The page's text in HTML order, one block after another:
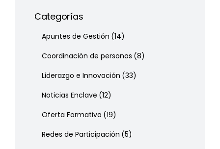
Categorías
Apuntes de Gestión (14)
Coordinación de personas (8)
Liderazgo e Innovación (33)
Noticias Enclave (12)
Oferta Formativa (19)
Redes de Participación (5)